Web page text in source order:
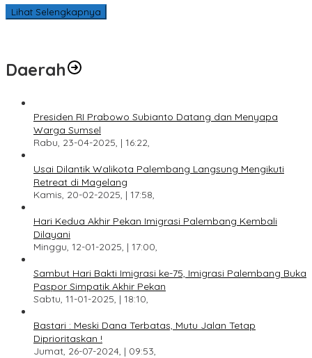
Lihat Selengkapnya
Daerah
Presiden RI Prabowo Subianto Datang dan Menyapa
Warga Sumsel
Rabu, 23-04-2025, | 16:22,
Usai Dilantik Walikota Palembang Langsung Mengikuti
Retreat di Magelang
Kamis, 20-02-2025, | 17:58,
Hari Kedua Akhir Pekan Imigrasi Palembang Kembali
Dilayani
Minggu, 12-01-2025, | 17:00,
Sambut Hari Bakti Imigrasi ke-75, Imigrasi Palembang Buka
Paspor Simpatik Akhir Pekan
Sabtu, 11-01-2025, | 18:10,
Bastari : Meski Dana Terbatas, Mutu Jalan Tetap
Diprioritaskan !
Jumat, 26-07-2024, | 09:53,